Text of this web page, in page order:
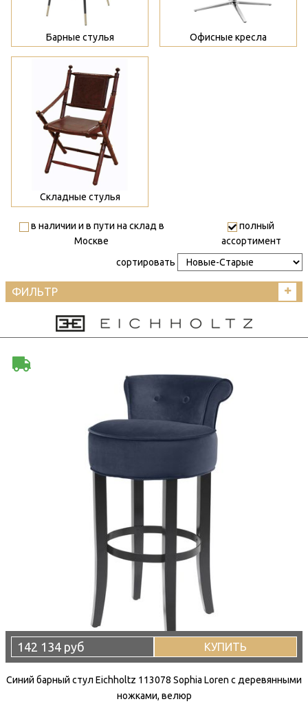
Барные стулья Офисные кресла
Складные стулья
в наличии и в пути на склад в
Москве
полный
ассортимент
сортировать
ФИЛЬТР
142 134 руб КУПИТЬ
Синий барный стул Eichholtz 113078 Sophia Loren с деревянными
ножками, велюр